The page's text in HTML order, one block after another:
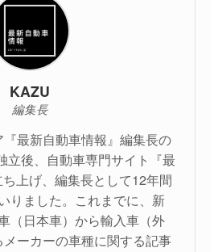
KAZU
編集長
最新自動車情報』編集長の
立後、自動車専門サイト『最
上げ、編集長として12年間
りました。これまでに、新
（日本車）から輸入車（外
ーカーの車種に関する記事